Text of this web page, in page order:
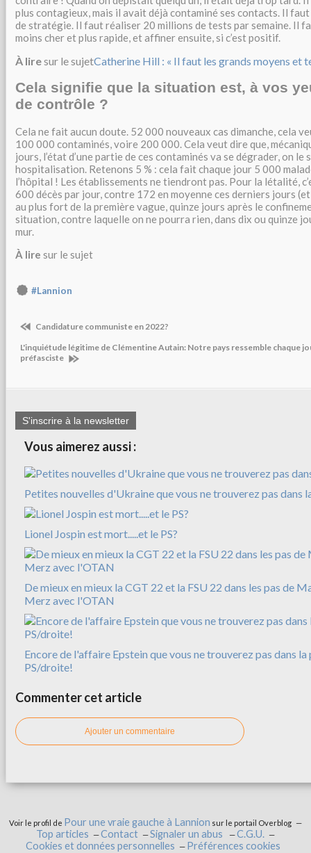
plus contagieux, mais il avait déjà contaminé ses contacts. Il
de stratégie. Il faut réaliser 20 millions de tests par semaine. Il
moins cher et plus rapide, et affiner ensuite, si c’est positif.
À liresur le sujetCatherine Hill : « Il faut les grands moyens et
Cela signifie que la situation est, à vos
de contrôle ?
Cela ne fait aucun doute. 52 000 nouveaux cas dimanche, cela
100 000 contaminés, voire 200 000. Cela veut dire que,
jours, l’état d’une partie de ces contaminés va se dégrader, on
hospitalisation. Retenons 5 % : cela fait chaque jour 5 000
l’hôpital ! Les établissements ne tiendront pas. Pour la létalité,
600 décès par jour, contre 172 en moyenne ces derniers jours
au plus fort de la première vague, quinze jours après le
situation, contre laquelle on ne pourra rien, dans dix ou quinze
mur.
À lire sur le sujet
#Lannion
Candidature communiste en 2022?
L'inquiétude légitime de Clémentine Autain: Notre pays ressemble chaque
préfasciste
S'inscrire à la newsletter
Vous aimerez aussi :
Petites nouvelles d'Ukraine que vous ne trouverez pas dans
Lionel Jospin est mort.....et le PS?
De mieux en mieux la CGT 22 et la FSU 22 dans les pas de
Merz avec l'OTAN
Encore de l'affaire Epstein que vous ne trouverez pas dans
PS/droite!
Commenter cet article
Ajouter un commentaire
Voir le profil de Pour une vraie gauche à Lannion sur le portail Overblog
Top articles Contact Signaler un abus
C.G.U.
Cookies et données personnelles
Préférences cookies